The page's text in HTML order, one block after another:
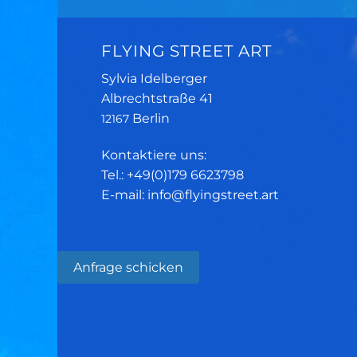
FLYING STREET ART
Sylvia Idelberger
Albrechtstraße 41
12167 Berlin
Kontaktiere uns:
Tel.: +49(0)179 6623798
E-mail: info@flyingstreet.art
Anfrage schicken